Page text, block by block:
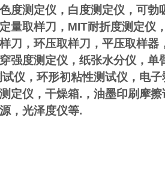
度测定仪，白度测定仪，可
量取样刀，MIT耐折度测定仪
刀，环压取样刀，平压取样
强度测定仪，纸张水分仪，
仪，环形初粘性测试仪，电
定仪，干燥箱.，油墨印刷摩
，光泽度仪等.